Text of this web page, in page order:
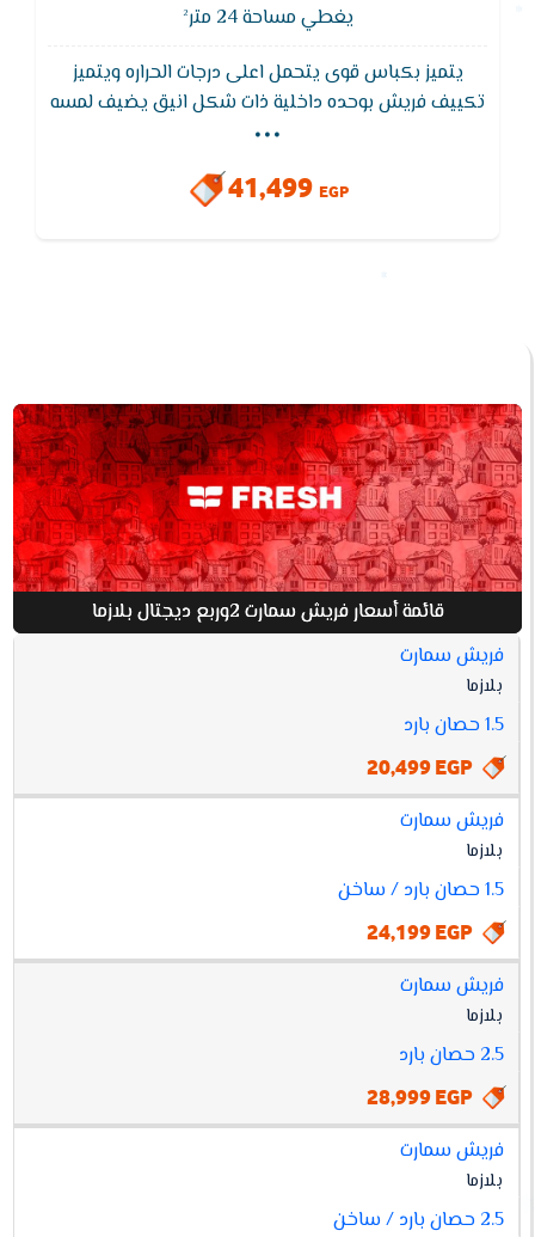
يغطي مساحة 24 متر²
يتميز بكباس قوى يتحمل اعلى درجات الحراره ويتميز
تكييف فريش بوحده داخلية ذات شكل انيق يضيف لمسه
الهواء المكيف من الاتربه
...
41,499 EGP
قائمة أسعار فريش سمارت 2وربع ديجتال بلازما
افضل
أسعار
فريش
سمارت
2وربع
ديجتال
بلازما
مواصفات
فريش سمارت
بلازما
1.5 حصان بارد
20,499 EGP
فريش سمارت
بلازما
1.5 حصان بارد / ساخن
24,199 EGP
فريش سمارت
بلازما
2.5 حصان بارد
28,999 EGP
فريش سمارت
بلازما
2.5 حصان بارد / ساخن